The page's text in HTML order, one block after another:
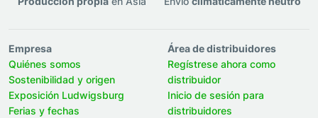
Empresa
Quiénes somos
Sostenibilidad y origen
Exposición Ludwigsburg
Ferias y fechas
Área de distribuidores
Regístrese ahora como
distribuidor
Inicio de sesión para
distribuidores